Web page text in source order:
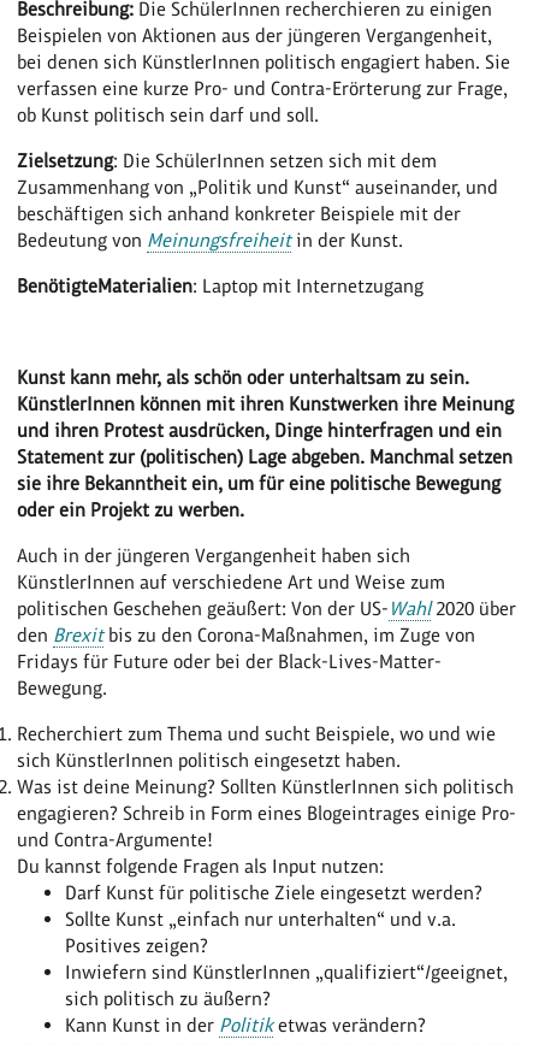
Beschreibung: Die SchülerInnen recherchieren zu einigen
Beispielen von Aktionen aus der jüngeren Vergangenheit,
bei denen sich KünstlerInnen politisch engagiert haben. Sie
verfassen eine kurze Pro- und Contra-Erörterung zur Frage,
ob Kunst politisch sein darf und soll.
Zielsetzung: Die SchülerInnen setzen sich mit dem
Zusammenhang von „Politik und Kunst“ auseinander, und
beschäftigen sich anhand konkreter Beispiele mit der
Bedeutung von Meinungsfreiheitin der Kunst.
BenötigteMaterialien: Laptop mit Internetzugang
Kunst kann mehr, als schön oder unterhaltsam zu sein.
KünstlerInnen können mit ihren Kunstwerken ihre Meinung
und ihren Protest ausdrücken, Dinge hinterfragen und ein
Statement zur (politischen) Lage abgeben. Manchmal setzen
sie ihre Bekanntheit ein, um für eine politische Bewegung
oder ein Projekt zu werben.
Auch in der jüngeren Vergangenheit haben sich
KünstlerInnen auf verschiedene Art und Weise zum
politischen Geschehen geäußert: Von der US- Wahl2020 über
den Brexitbis zu den Corona-Maßnahmen, im Zuge von
Fridays für Future oder bei der Black-Lives-Matter-
Bewegung.
Recherchiert zum Thema und sucht Beispiele, wo und wie
sich KünstlerInnen politisch eingesetzt haben.
Was ist deine Meinung? Sollten KünstlerInnen sich politisch
engagieren? Schreib in Form eines Blogeintrages einige Pro-
und Contra-Argumente!
Du kannst folgende Fragen als Input nutzen:
Darf Kunst für politische Ziele eingesetzt werden?
Sollte Kunst „einfach nur unterhalten“ und v.a.
Positives zeigen?
Inwiefern sind KünstlerInnen „qualifiziert“/geeignet,
sich politisch zu äußern?
Kann Kunst in der Politiketwas verändern?